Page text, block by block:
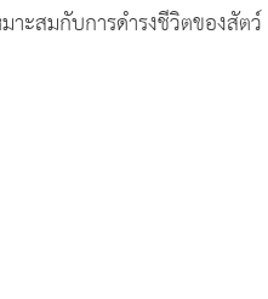
ะสมกับการดำรงชีวิตของสัตว์